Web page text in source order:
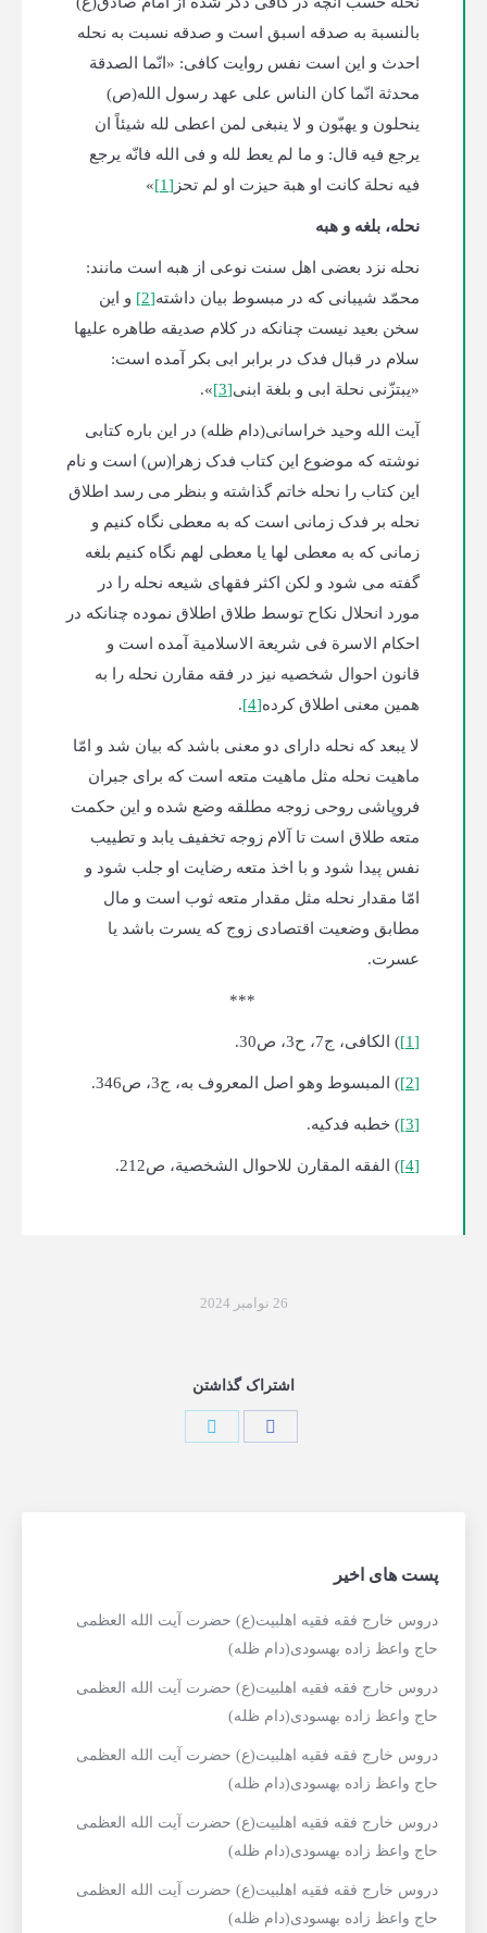
بالنسبة به صدقه اسبق است و صدقه نسبت به نحله
احدث و این است نفس روایت کافی: «انّما الصدقة
محدثة انّما کان الناس علی عهد رسول الله(ص)
ینحلون و یهبّون و لا ینبغی لمن اعطی لله شیئاً ان
یرجع فیه قال: و ما لم یعط لله و فی الله فانّه یرجع
فیه نحلة کانت او هبة حیزت او لم تحز [1]
»
نحله، بلغه و هبه
نحله نزد بعضی اهل سنت نوعی از هبه است مانند:
محمّد شیبانی که در مبسوط بیان داشته[2]
و این
سخن بعید نیست چنانکه در کلام صدیقه طاهره علیها
سلام در قبال فدک در برابر ابی بکر آمده است:
«یبتزّنی نحلة ابی و بلغة ابنی[3]
».
آیت الله وحید خراسانی(دام ظله) در این باره کتابی
نوشته که موضوع این کتاب فدک زهرا(س) است و نام
این کتاب را نحله خاتم گذاشته و بنظر می رسد اطلاق
نحله بر فدک زمانی است که به معطی نگاه کنیم و
زمانی که به معطی لها یا معطی لهم نگاه کنیم بلغه
گفته می شود و لکن اکثر فقهای شیعه نحله را در
مورد انحلال نکاح توسط طلاق اطلاق نموده چنانکه در
احکام الاسرة فی شریعة الاسلامیة آمده است و
قانون احوال شخصیه نیز در فقه مقارن نحله را به
همین معنی اطلاق کرده[4]
.
لا یبعد که نحله دارای دو معنی باشد که بیان شد و امّا
ماهیت نحله مثل ماهیت متعه است که برای جبران
فروپاشی روحی زوجه مطلقه وضع شده و این حکمت
متعه طلاق است تا آلام زوجه تخفیف یابد و تطییب
نفس پیدا شود و با اخذ متعه رضایت او جلب شود و
امّا مقدار نحله مثل مقدار متعه ثوب است و مال
مطابق وضعیت اقتصادی زوج که یسرت باشد یا
عسرت.
***
[1] ) الکافی، ج7، ح3، ص30.
[2] ) المبسوط وهو اصل المعروف به، ج3، ص346.
[3] ) خطبه فدکیه.
[4] ) الفقه المقارن للاحوال الشخصیة، ص212.
26 نوامبر 2024
اشتراک گذاشتن
پست های اخیر
دروس خارج فقه فقیه اهلبیت(ع) حضرت آیت الله العظمی
حاج واعظ زاده بهسودی(دام ظله)
دروس خارج فقه فقیه اهلبیت(ع) حضرت آیت الله العظمی
حاج واعظ زاده بهسودی(دام ظله)
دروس خارج فقه فقیه اهلبیت(ع) حضرت آیت الله العظمی
حاج واعظ زاده بهسودی(دام ظله)
دروس خارج فقه فقیه اهلبیت(ع) حضرت آیت الله العظمی
حاج واعظ زاده بهسودی(دام ظله)
دروس خارج فقه فقیه اهلبیت(ع) حضرت آیت الله العظمی
حاج واعظ زاده بهسودی(دام ظله)